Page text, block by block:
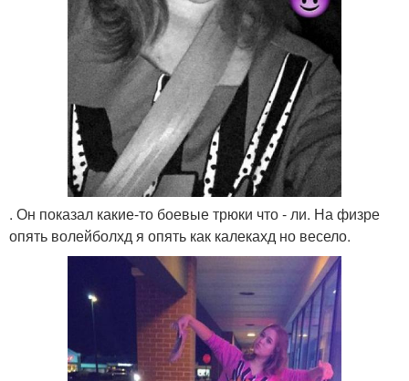
. Он показал какие-то боевые трюки что - ли. На физре
опять волейболхд я опять как калекахд но весело.